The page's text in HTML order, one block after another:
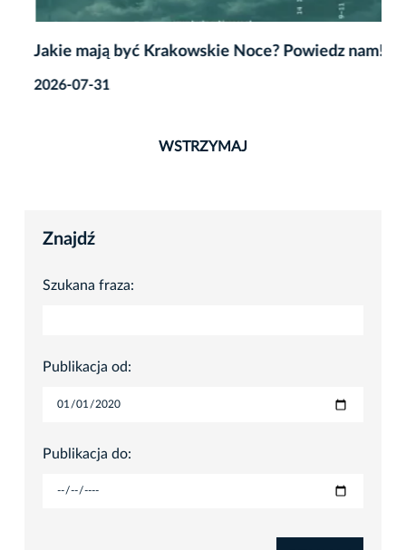
Jakie mają być Krakowskie Noce? Powiedz nam!
2026-07-31
WSTRZYMAJ
Znajdź
Szukana fraza:
Publikacja od:
Publikacja do: